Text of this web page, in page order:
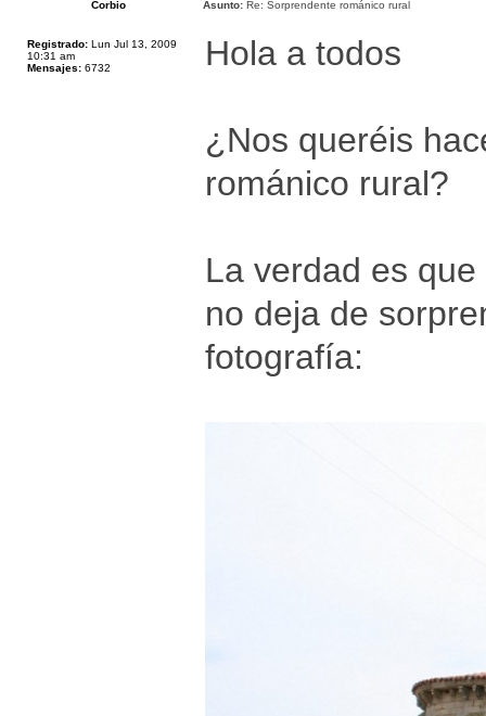
Corbio Asunto: Re: Sorprendente románico rural
Registrado: Lun Jul 13, 2009
10:31 am
Mensajes: 6732 Hola a todos
¿Nos queréis
románico rural?
La verdad es
no deja de
fotografía: